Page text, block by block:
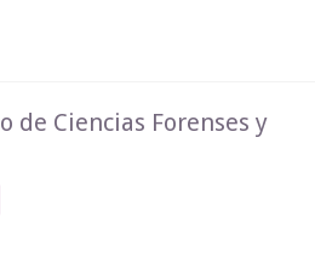
Ciencias Forenses y